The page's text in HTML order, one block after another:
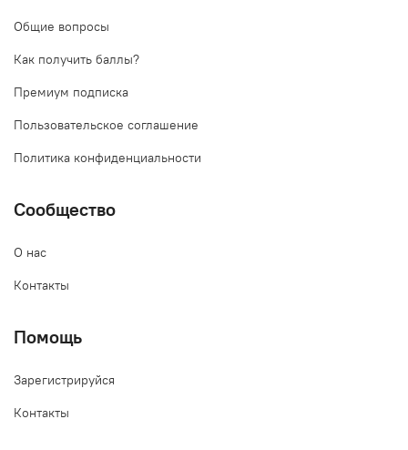
Общие вопросы
Как получить баллы?
Премиум подписка
Пользовательское соглашение
Политика конфиденциальности
Сообщество
О нас
Контакты
Помощь
Зарегистрируйся
Контакты